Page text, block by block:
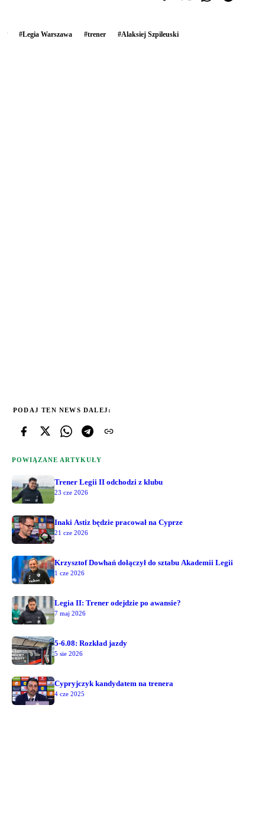
#Legia Warszawa #trener #Alaksiej Szpileuski
PODAJ TEN NEWS DALEJ:
POWIĄZANE ARTYKUŁY
Trener Legii II odchodzi z klubu
23 cze 2026
Inaki Astiz będzie pracował na Cyprze
21 cze 2026
Krzysztof Dowhań dołączył do sztabu Akademii Legii
1 cze 2026
Legia II: Trener odejdzie po awansie?
7 maj 2026
5-6.08: Rozkład jazdy
5 sie 2026
Cypryjczyk kandydatem na trenera
4 cze 2025